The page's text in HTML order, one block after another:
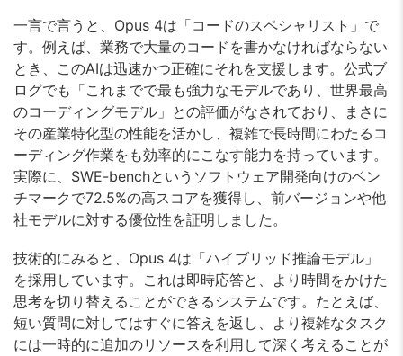
一言で言うと、Opus 4は「コードのスペシャリスト」で
す。例えば、業務で大量のコードを書かなければならない
とき、このAIは迅速かつ正確にそれを支援します。公式ブ
ログでも「これまでで最も強力なモデルであり、世界最高
のコーディングモデル」との評価がなされており、まさに
その産業特化型の性能を活かし、複雑で長時間にわたるコ
ーディング作業をも効率的にこなす能力を持っています。
実際に、SWE-benchというソフトウェア開発向けのベン
チマークで72.5%の高スコアを獲得し、前バージョンや他
社モデルに対する優位性を証明しました。
技術的にみると、Opus 4は「ハイブリッド推論モデル」
を採用しています。これは即時応答と、より時間をかけた
思考を切り替えることができるシステムです。たとえば、
短い質問に対してはすぐに答えを返し、より複雑なタスク
には一時的に追加のリソースを利用して深く考えることが